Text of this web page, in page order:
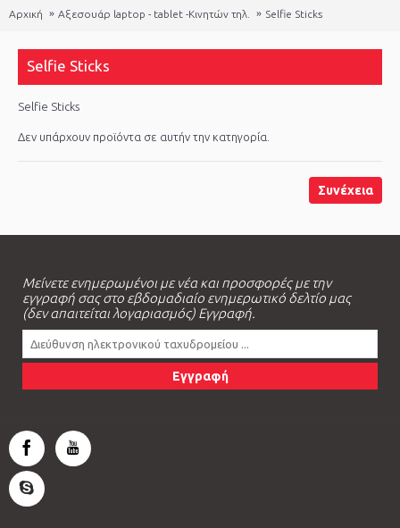
Αρχική Αξεσουάρ laptop - tablet -Κινητών τηλ. Selfie Sticks
Selfie Sticks
Selfie Sticks
Δεν υπάρχουν προϊόντα σε αυτήν την κατηγορία.
Συνέχεια
Μείνετε ενημερωμένοι με νέα και προσφορές με την
εγγραφή σας στο εβδομαδιαίο ενημερωτικό δελτίο μας
(δεν απαιτείται λογαριασμός) Εγγραφή.
Εγγραφή